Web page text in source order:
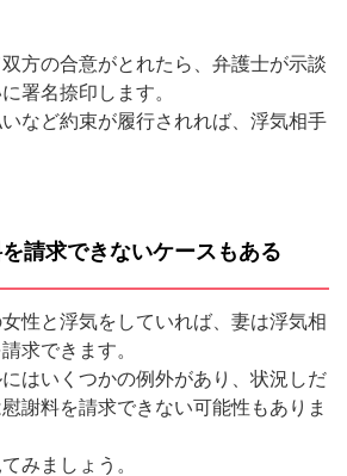
方の合意がとれたら、弁護士が示談
署名捺印します。
など約束が履行されれば、浮気相手
請求できないケースもある
性と浮気をしていれば、妻は浮気相
求できます。
はいくつかの例外があり、状況しだ
謝料を請求できない可能性もありま
みましょう。